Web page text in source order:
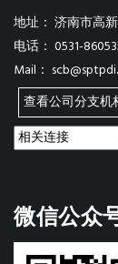
地址： 济南市高
电话： 0531-
Mail：
查看公司分支机
微信公众